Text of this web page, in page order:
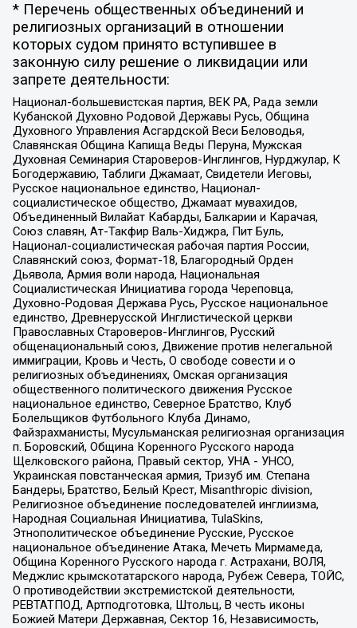
* Перечень общественных объединений и
религиозных организаций в отношении
которых судом принято вступившее в
законную силу решение о ликвидации или
запрете деятельности:
Национал-большевистская партия, ВЕК РА, Рада земли
Кубанской Духовно Родовой Державы Русь, Община
Духовного Управления Асгардской Веси Беловодья,
Славянская Община Капища Веды Перуна, Мужская
Духовная Семинария Староверов-Инглингов, Нурджулар, К
Богодержавию, Таблиги Джамаат, Свидетели Иеговы,
Русское национальное единство, Национал-
социалистическое общество, Джамаат мувахидов,
Объединенный Вилайат Кабарды, Балкарии и Карачая,
Союз славян, Ат-Такфир Валь-Хиджра, Пит Буль,
Национал-социалистическая рабочая партия России,
Славянский союз, Формат-18, Благородный Орден
Дьявола, Армия воли народа, Национальная
Социалистическая Инициатива города Череповца,
Духовно-Родовая Держава Русь, Русское национальное
единство, Древнерусской Инглистической церкви
Православных Староверов-Инглингов, Русский
общенациональный союз, Движение против нелегальной
иммиграции, Кровь и Честь, О свободе совести и о
религиозных объединениях, Омская организация
общественного политического движения Русское
национальное единство, Северное Братство, Клуб
Болельщиков Футбольного Клуба Динамо,
Файзрахманисты, Мусульманская религиозная организация
п. Боровский, Община Коренного Русского народа
Щелковского района, Правый сектор, УНА - УНСО,
Украинская повстанческая армия, Тризуб им. Степана
Бандеры, Братство, Белый Крест, Misanthropic division,
Религиозное объединение последователей инглиизма,
Народная Социальная Инициатива, TulaSkins,
Этнополитическое объединение Русские, Русское
национальное объединение Атака, Мечеть Мирмамеда,
Община Коренного Русского народа г. Астрахани, ВОЛЯ,
Меджлис крымскотатарского народа, Рубеж Севера, ТОЙС,
О противодействии экстремистской деятельности,
РЕВТАТПОД, Артподготовка, Штольц, В честь иконы
Божией Матери Державная, Сектор 16, Независимость,